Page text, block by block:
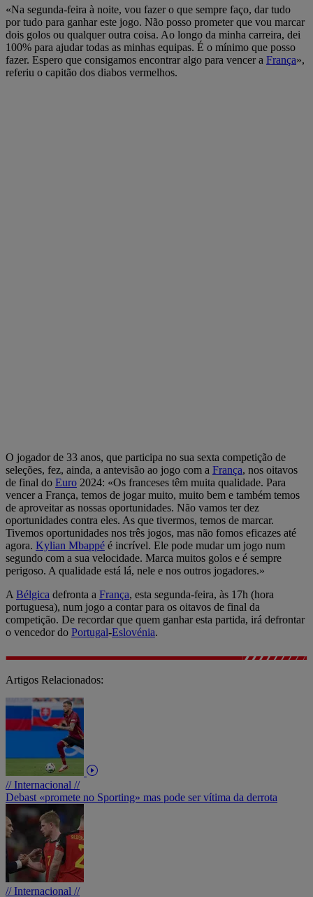
«Na segunda-feira à noite, vou fazer o que sempre faço, dar tudo
por tudo para ganhar este jogo. Não posso prometer que vou marcar
dois golos ou qualquer outra coisa. Ao longo da minha carreira, dei
100% para ajudar todas as minhas equipas. É o mínimo que posso
fazer. Espero que consigamos encontrar algo para vencer a França»,
referiu o capitão dos diabos vermelhos.
O jogador de 33 anos, que participa no sua sexta competição de
seleções, fez, ainda, a antevisão ao jogo com a França, nos oitavos
de final do Euro 2024: «Os franceses têm muita qualidade. Para
vencer a França, temos de jogar muito, muito bem e também temos
de aproveitar as nossas oportunidades. Não vamos ter dez
oportunidades contra eles. As que tivermos, temos de marcar.
Tivemos oportunidades nos três jogos, mas não fomos eficazes até
agora. Kylian Mbappé é incrível. Ele pode mudar um jogo num
segundo com a sua velocidade. Marca muitos golos e é sempre
perigoso. A qualidade está lá, nele e nos outros jogadores.»
A Bélgica defronta a França, esta segunda-feira, às 17h (hora
portuguesa), num jogo a contar para os oitavos de final da
competição. De recordar que quem ganhar esta partida, irá defrontar
o vencedor do Portugal-Eslovénia.
Artigos Relacionados:
// Internacional //
Debast «promete no Sporting» mas pode ser vítima da derrota
// Internacional //